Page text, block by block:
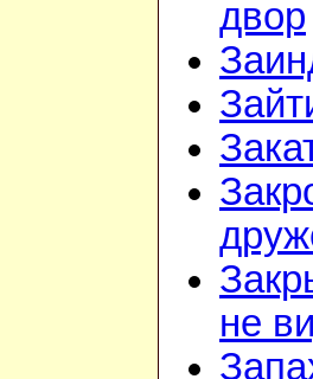
двор
не